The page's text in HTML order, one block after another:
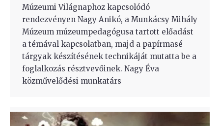
Múzeumi Világnaphoz kapcsolódó
rendezvényen Nagy Anikó, a Munkácsy Mihály
Múzeum múzeumpedagógusa tartott előadást
a témával kapcsolatban, majd a papírmasé
tárgyak készítésének technikáját mutatta be a
foglalkozás résztvevőinek. Nagy Éva
közművelődési munkatárs